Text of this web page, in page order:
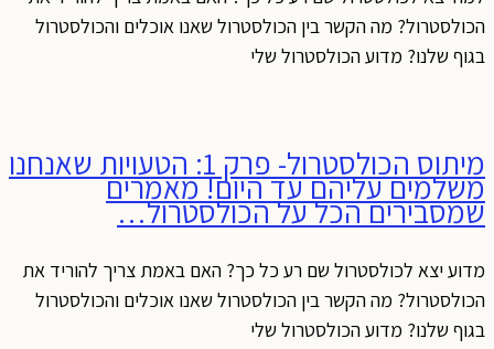
הכולסטרול? מה הקשר בין הכולסטרול שאנו אוכלים והכולסטרול
בגוף שלנו? מדוע הכולסטרול שלי
מיתוס הכולסטרול- פרק 1: הטעויות שאנחנו
משלמים עליהם עד היום! מאמרים
שמסבירים הכל על הכולסטרול…
מדוע יצא לכולסטרול שם רע כל כך? האם באמת צריך להוריד את
הכולסטרול? מה הקשר בין הכולסטרול שאנו אוכלים והכולסטרול
בגוף שלנו? מדוע הכולסטרול שלי